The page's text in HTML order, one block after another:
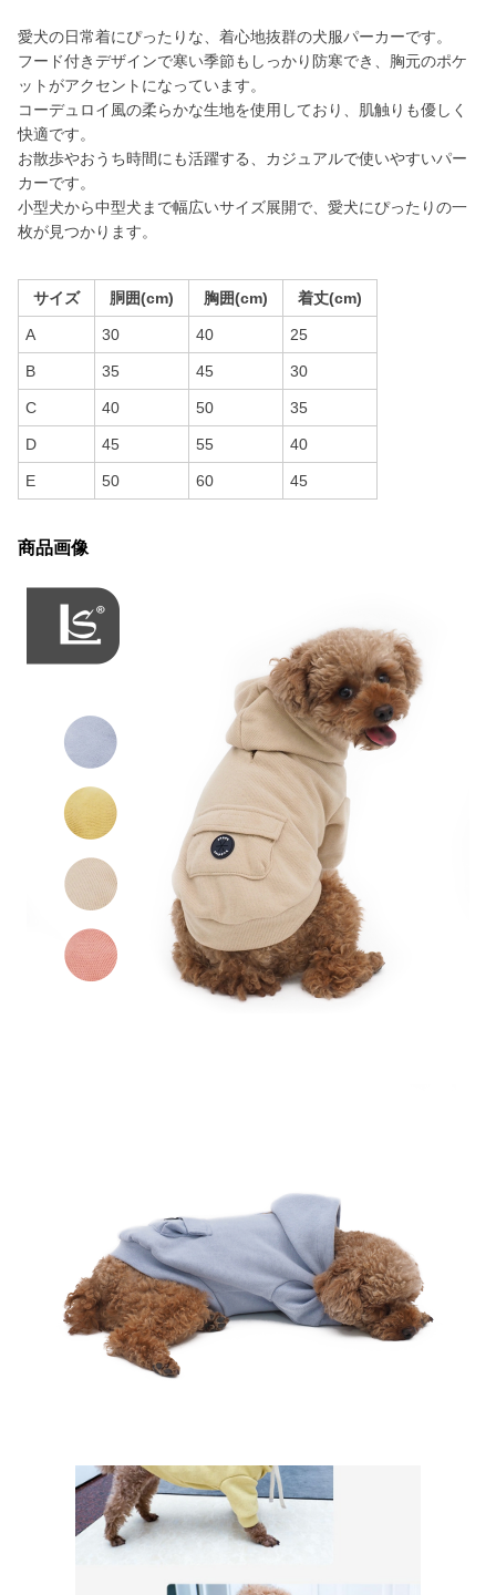
愛犬の日常着にぴったりな、着心地抜群の犬服パーカーです。
フード付きデザインで寒い季節もしっかり防寒でき、胸元のポケ
ットがアクセントになっています。
コーデュロイ風の柔らかな生地を使用しており、肌触りも優しく
快適です。
お散歩やおうち時間にも活躍する、カジュアルで使いやすいパー
カーです。
小型犬から中型犬まで幅広いサイズ展開で、愛犬にぴったりの一
枚が見つかります。
サイズ 胴囲(cm) 胸囲(cm) 着丈(cm)
A 30 40 25
B 35 45 30
C 40 50 35
D 45 55 40
E 50 60 45
商品画像